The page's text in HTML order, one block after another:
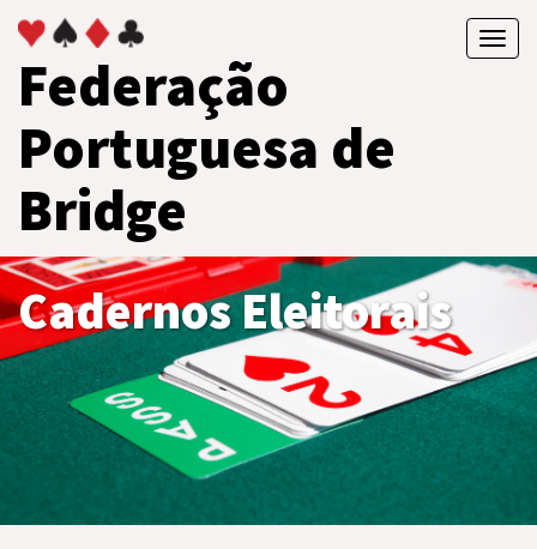
Federação
Portuguesa de
Bridge
Cadernos Eleitorais